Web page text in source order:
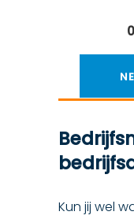
Kun jij wel